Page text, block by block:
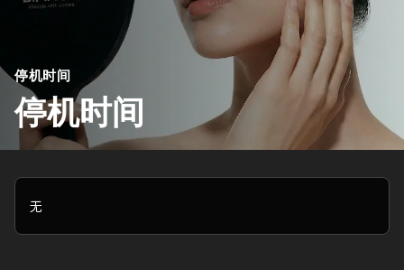
停机时间
停机时间
无